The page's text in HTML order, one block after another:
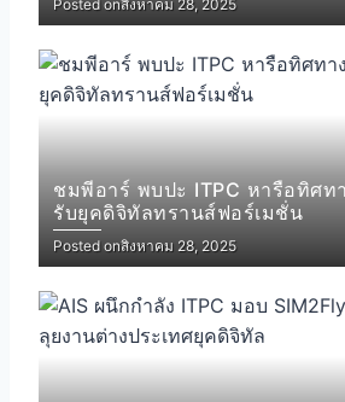
Posted onสิงหาคม 28, 2025
ชมพีอาร์ พบปะ ITPC หารือทิศท
รับยุคดิจิทัลทรานส์ฟอร์เมชั่น
Posted onสิงหาคม 28, 2025